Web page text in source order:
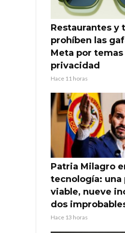
Restaurantes y
prohíben las
Meta por temas
privacidad
Hace 11 horas
Patria Milagro
tecnología: una
viable, nueve
dos
Hace 13 horas